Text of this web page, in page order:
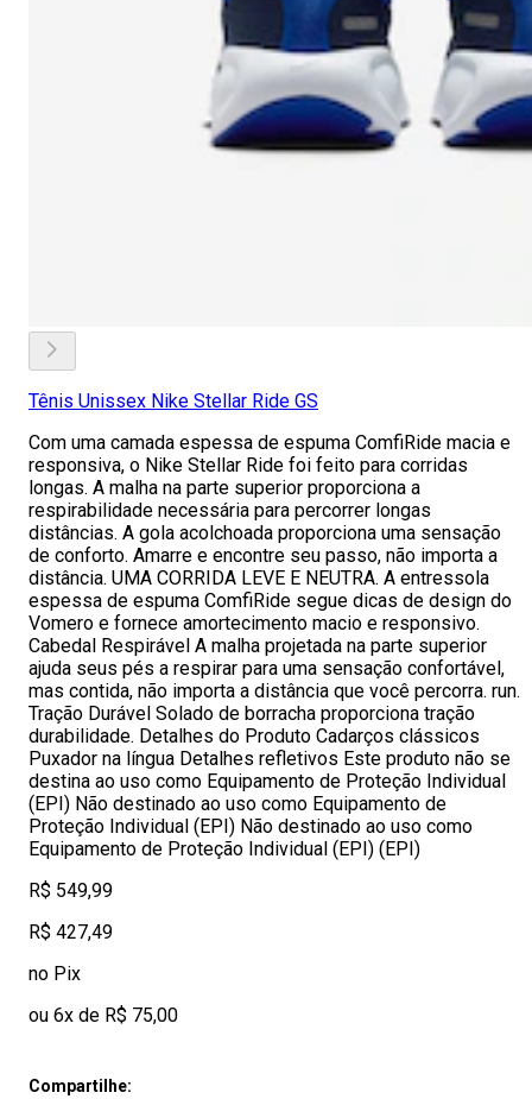
Tênis Unissex Nike Stellar Ride GS
Com uma camada espessa de espuma ComfiRide macia e
responsiva, o Nike Stellar Ride foi feito para corridas
longas. A malha na parte superior proporciona a
respirabilidade necessária para percorrer longas
distâncias. A gola acolchoada proporciona uma sensação
de conforto. Amarre e encontre seu passo, não importa a
distância. UMA CORRIDA LEVE E NEUTRA. A entressola
espessa de espuma ComfiRide segue dicas de design do
Vomero e fornece amortecimento macio e responsivo.
Cabedal Respirável A malha projetada na parte superior
ajuda seus pés a respirar para uma sensação confortável,
mas contida, não importa a distância que você percorra. run.
Tração Durável Solado de borracha proporciona tração
durabilidade. Detalhes do Produto Cadarços clássicos
Puxador na língua Detalhes refletivos Este produto não se
destina ao uso como Equipamento de Proteção Individual
(EPI) Não destinado ao uso como Equipamento de
Proteção Individual (EPI) Não destinado ao uso como
Equipamento de Proteção Individual (EPI) (EPI)
R$ 549,99
R$ 427,49
no Pix
ou 6x de R$ 75,00
Compartilhe: